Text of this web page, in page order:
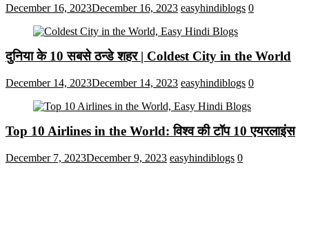
December 16, 2023December 16, 2023 easyhindiblogs 0
दुनिया के 10 सबसे ठन्डे शहर | Coldest City in the World
December 14, 2023December 14, 2023 easyhindiblogs 0
Top 10 Airlines in the World: विश्व की टॉप 10 एयरलाइंस
December 7, 2023December 9, 2023 easyhindiblogs 0